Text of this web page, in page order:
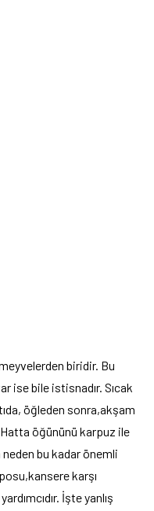
biridir. Bu
ise bile istisnadır. Sıcak
öğleden sonra,akşam
öğününü karpuz ile
bu kadar önemli
karşı
İşte yanlış